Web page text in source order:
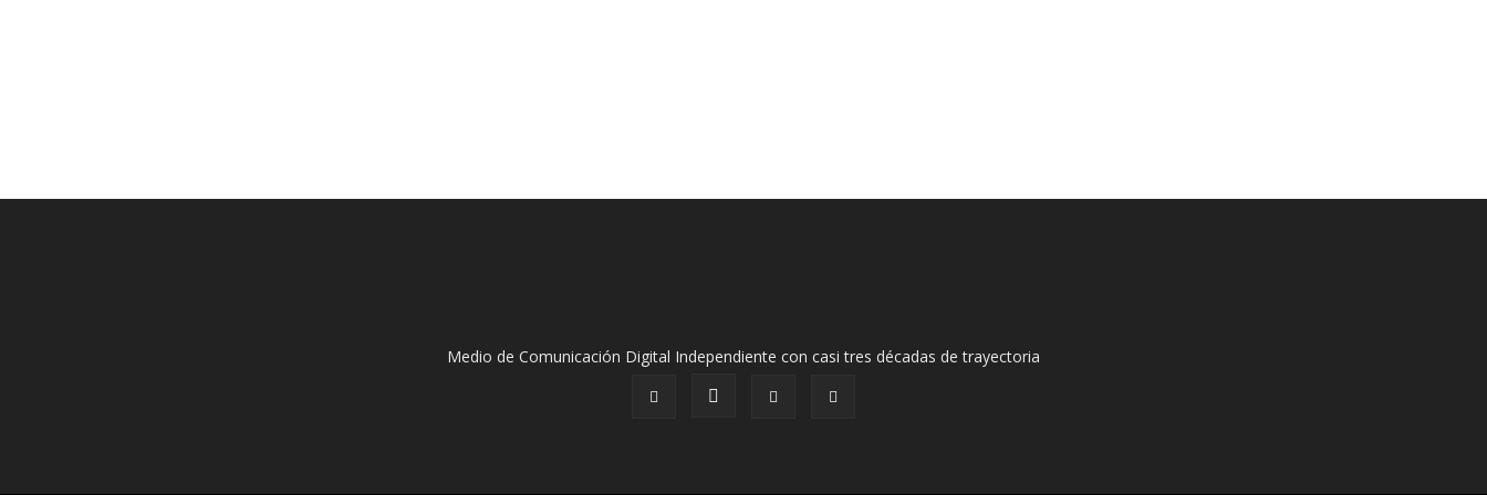
Medio de Comunicación Digital Independiente con casi tres décadas de trayectoria